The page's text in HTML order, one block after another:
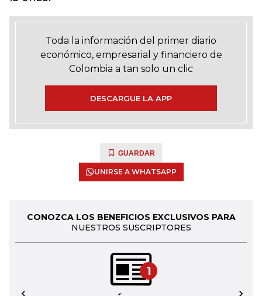
Toda la información del primer diario
económico, empresarial y financiero de
Colombia a tan solo un clic
DESCARGUE LA APP
GUARDAR
UNIRSE A WHATSAPP
CONOZCA LOS BENEFICIOS EXCLUSIVOS PARA
NUESTROS SUSCRIPTORES
1